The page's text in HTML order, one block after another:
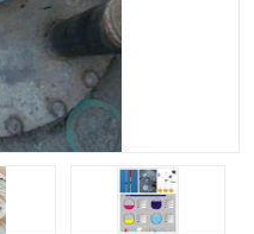
测漏仪
锅炉水位计
电容液位计
加油站液位仪